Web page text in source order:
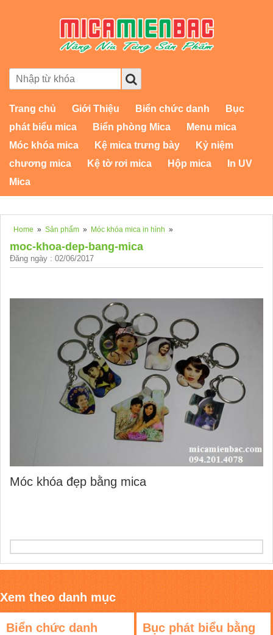
Trang chủ Giới Thiệu Biển chức danh
Bục
phát biểu mica
Biển phòng Mica
Menu mica
Móc khóa mica
Kệ mica trưng bày
Kỷ niệm
chương mica
Kệ tờ rơi mica Hộp mica
In UV
Mica
Home » Sản phẩm » Móc khóa mica in hình »
moc-khoa-dep-bang-mica
Đăng ngày : 02/06/2017
Móc khóa đẹp bằng mica
Xem theo danh mục
Biển chức danh
Bục phát biểu bằng